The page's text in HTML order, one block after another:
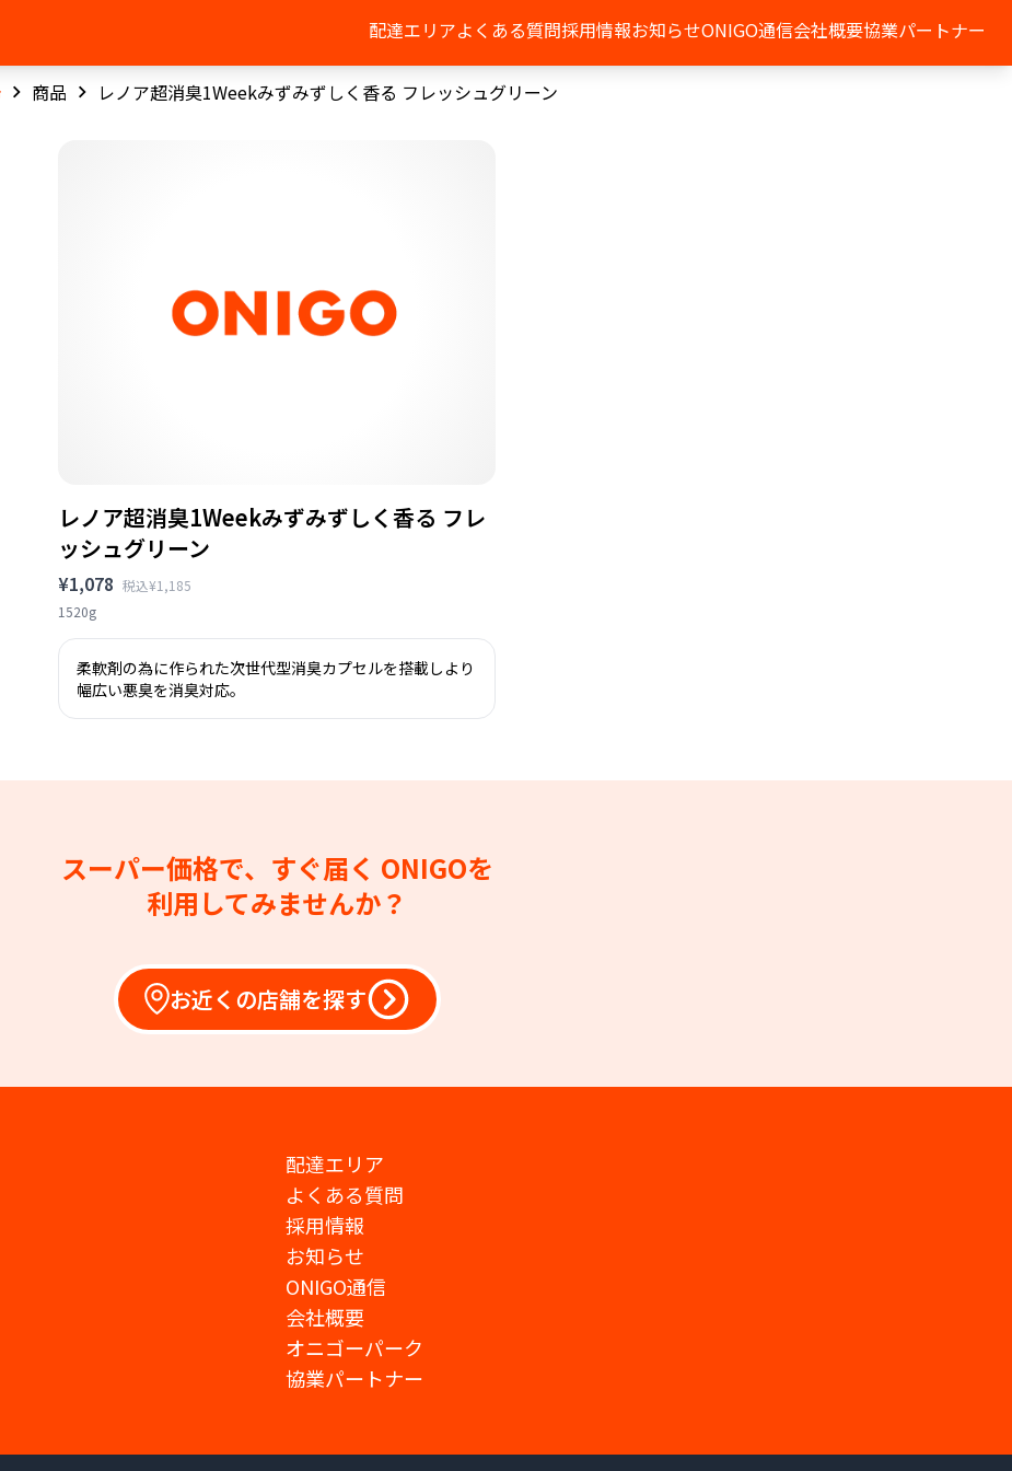
配達エリアよくある質問採用情報お知らせONIGO通信会社概要協業パートナー
商品 レノア超消臭1Weekみずみずしく香る フレッシュグリーン
レノア超消臭1Weekみずみずしく香る フレ
ッシュグリーン
¥1,078 税込¥1,185
1520g
柔軟剤の為に作られた次世代型消臭カプセルを搭載しより
幅広い悪臭を消臭対応。
スーパー価格で、すぐ届く ONIGOを
利用してみませんか？
お近くの店舗を探す
配達エリア
よくある質問
採用情報
お知らせ
ONIGO通信
会社概要
オニゴーパーク
協業パートナー